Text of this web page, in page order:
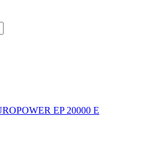
EP 20000 E